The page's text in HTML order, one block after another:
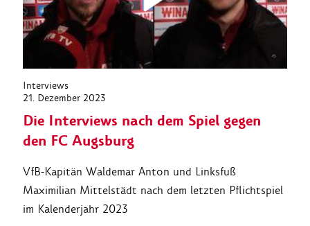
Interviews
21. Dezember 2023
Die Interviews nach dem Spiel gegen
den FC Augsburg
VfB-Kapitän Waldemar Anton und Linksfuß
Maximilian Mittelstädt nach dem letzten Pflichtspiel
im Kalenderjahr 2023